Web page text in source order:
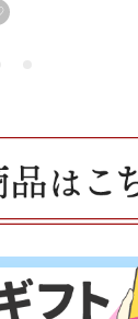
お気に入りに登